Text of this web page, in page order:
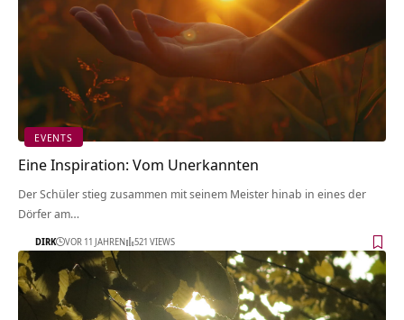
EVENTS
Eine Inspiration: Vom Unerkannten
Der Schüler stieg zusammen mit seinem Meister hinab in eines der
Dörfer am…
DIRK VOR 11 JAHREN 521 VIEWS